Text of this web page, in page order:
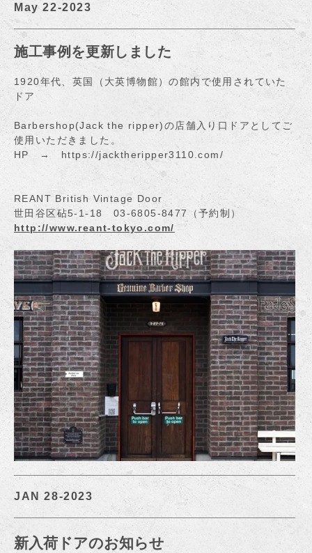
May 22-2023
施工事例を更新しました
1920年代、英国（大英博物館）の館内で使用されていた
ドア
Barbershop(Jack the ripper)の店舗入り口ドアとしてご
使用いただきました。
HP → https://jacktheripper3110.com/
REANT British Vintage Door
世田谷区砧5-1-18 03-6805-8477（予約制）
http://www.reant-tokyo.com/
JAN 28-2023
新入荷ドアのお知らせ